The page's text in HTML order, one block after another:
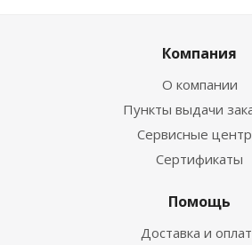
Компания
О компании
Пункты выдачи
Сервисные
Сертификаты
Помощь
Доставка и